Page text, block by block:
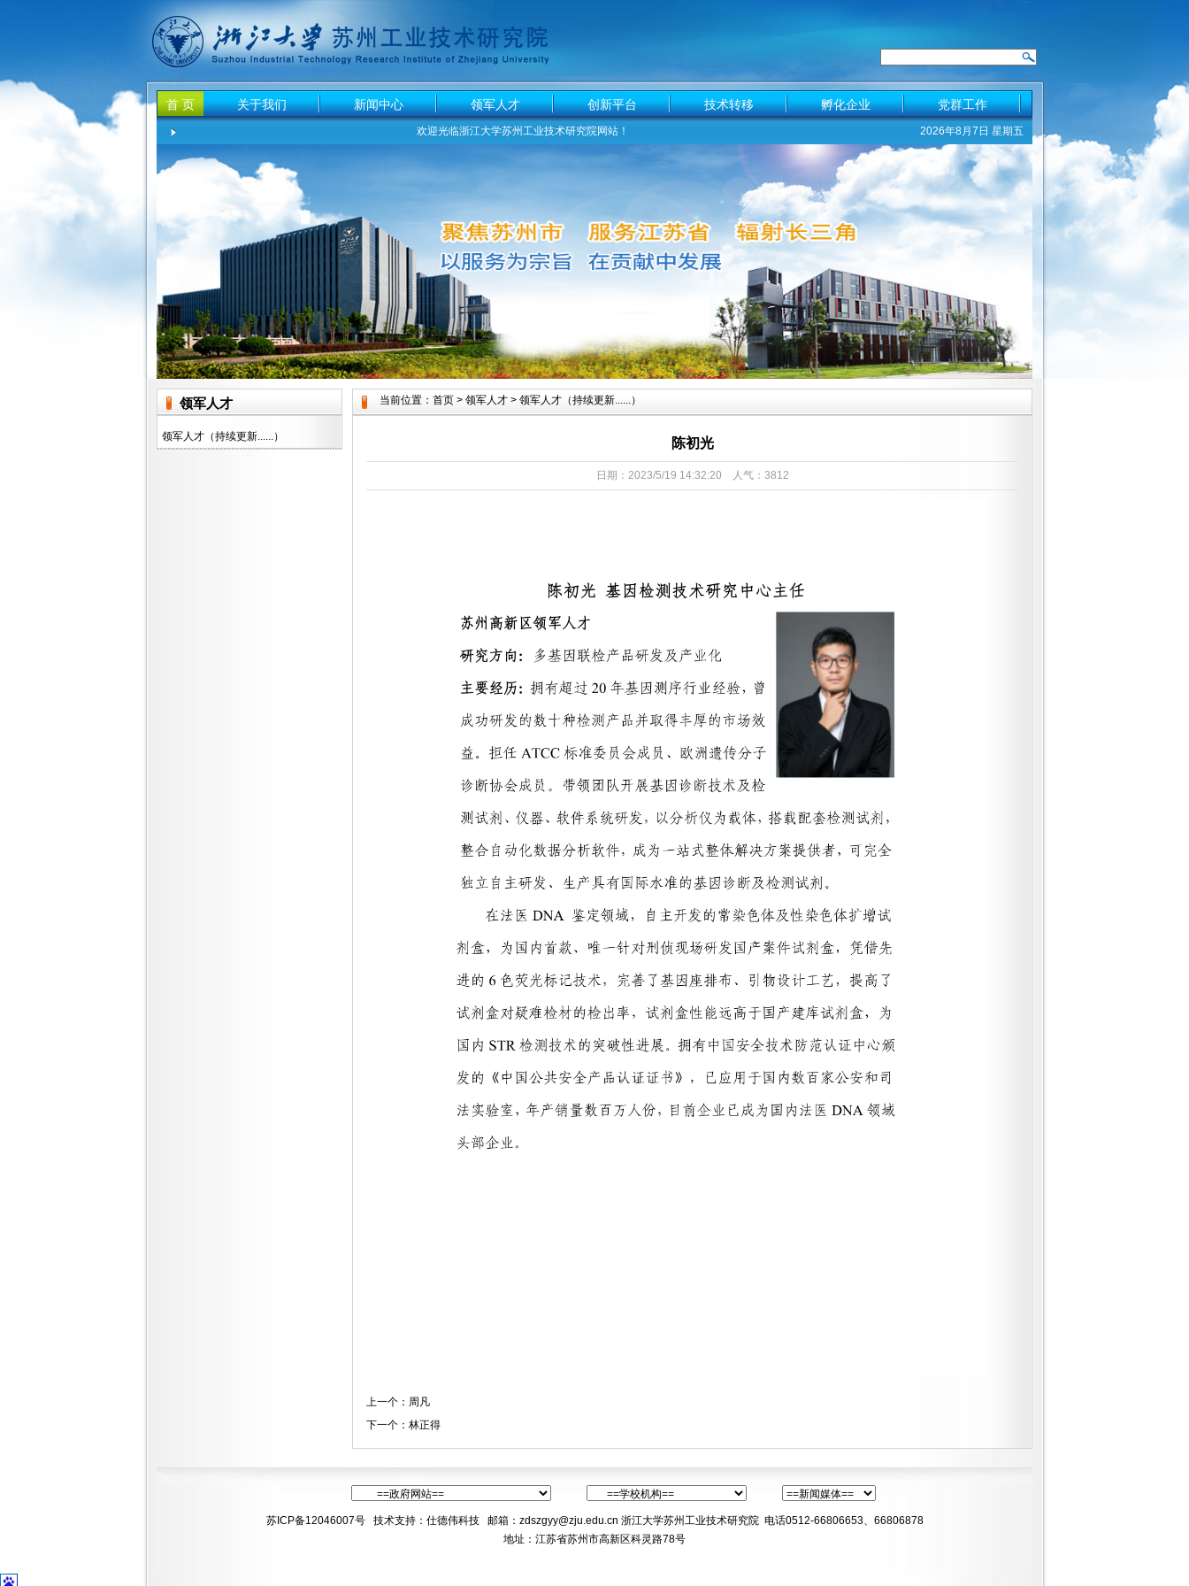
首 页 关于我们 新闻中心 领军人才 创新平台 技术转移 孵化企业 党群工作
欢迎光临浙江大学苏州工业技术研究院网站！ 2026年8月7日 星期五
领军人才
领军人才（持续更新......）
当前位置： 首页 > 领军人才 > 领军人才（持续更新......）
陈初光
日期：2023/5/19 14:32:20 人气：3812
上一个： 周凡
下一个： 林正得
苏ICP备12046007号技术支持： 仕德伟科技 邮箱：zdszgyy@zju.edu.cn 浙江大学苏州工业技术研究院 电话0512-66806653、66806878
地址：江苏省苏州市高新区科灵路78号